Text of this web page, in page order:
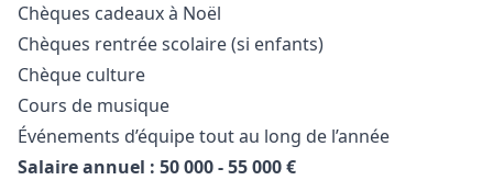
Chèques cadeaux à Noël
Chèques rentrée scolaire (si enfants)
Chèque culture
Cours de musique
Événements d’équipe tout au long de l’année
Salaire annuel : 50 000 - 55 000 €